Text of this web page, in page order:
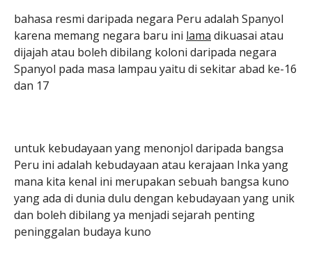
bahasa resmi daripada negara Peru adalah Spanyol
karena memang negara baru ini lama dikuasai atau
dijajah atau boleh dibilang koloni daripada negara
Spanyol pada masa lampau yaitu di sekitar abad ke-16
dan 17
untuk kebudayaan yang menonjol daripada bangsa
Peru ini adalah kebudayaan atau kerajaan Inka yang
mana kita kenal ini merupakan sebuah bangsa kuno
yang ada di dunia dulu dengan kebudayaan yang unik
dan boleh dibilang ya menjadi sejarah penting
peninggalan budaya kuno